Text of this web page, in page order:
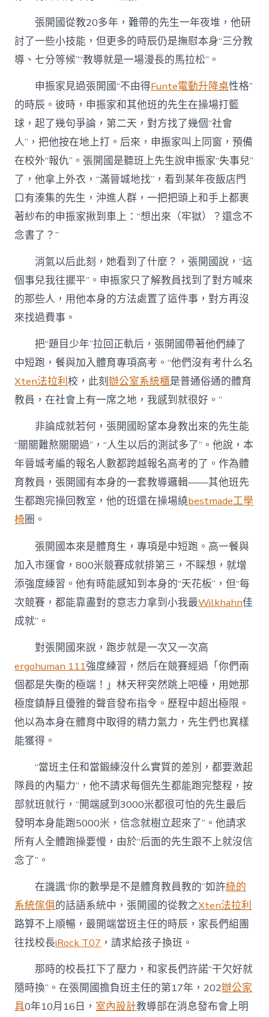
張開國從教20多年，難帶的先生一年夜堆，他研
討了一些小技能，但更多的時辰仍是撫慰本身“三分教
導、七分等候”“教導就是一場漫長的馬拉松”。
申振家見過張開國“不由得Funte電動升降桌性格”
的時辰。彼時，申振家和其他班的先生在操場打籃
球，起了幾句爭論，第二天，對方找了幾個“社會
人”，把他按在地上打。后來，申振家叫上同窗，預備
在校外“報仇”。張開國是聽班上先生說申振家“失事兒”
了，他拿上外衣，“滿晉城地找”，看到某年夜飯店門
口有湊集的先生，沖進人群，一把把頭上和手上都裹
著紗布的申振家揪到車上：“想出來（牢獄）？還念不
念書了？”
消氣以后此刻，她看到了什麼？，張開國說，“這
個事兒我往擺平”。申振家只了解教員找到了對方喊來
的那些人，用他本身的方法處置了這件事，對方再沒
來找過費事。
把“題目少年”拉回正軌后，張開國帶著他們練了
中短跑，餐與加入體育專項高考。“他們沒有考什么名
Xten法拉利校，此刻辦公室系統櫃是普通俗通的體育
教員，在社會上有一席之地，我感到就很好。”
非論成就若何，張開國盼望本身教出來的先生能
“關關難熬關關過”，“人生以后的測試多了”。他說，本
年晉城考編的報名人數都跨越報名高考的了。作為體
育教員，張開國有本身的一套教導邏輯——其他班先
生都跑完操回教室，他的班還在操場繞bestmade工學
椅圈。
張開國本來是體育生，專項是中短跑。高一餐與
加入市運會，800米競賽成就排第三，不睬想，就增
添強度練習。他有時能感知到本身的“天花板”，但“每
次競賽，都能靠盡對的意志力拿到小我最Wilkhahn佳
成就”。
對張開國來說，跑步就是一次又一次高
ergohuman 111強度練習，然后在競賽經過「你們兩
個都是失衡的極端！」林天秤突然跳上吧檯，用她那
極度鎮靜且優雅的聲音發布指令。歷程中超出極限。
他以為本身在體育中取得的精力氣力，先生們也異樣
能獲得。
“當班主任和當鍛練沒什么實質的差別，都要激起
隊員的內驅力”，他不請求每個先生都能跑完整程，按
部就班就行，“開端感到3000米都很可怕的先生最后
發明本身能跑5000米，信念就樹立起來了”。他請求
所有人全體跑操要慢，由於“后面的先生跟不上就沒信
念了”。
在譏諷“你的數學是不是體育教員教的”如許綠的
系統傢俱的話語系統中，張開國的從教之Xten法拉利
路算不上順暢，最開端當班主任的時辰，家長們組團
往找校長iRock T07 ，請求給孩子換班。
那時的校長扛下了壓力，和家長們許諾“干欠好就
隨時換”。在張開國擔負班主任的第17年，202辦公家
具0年10月16日， 室內設計教導部在消息發布會上明